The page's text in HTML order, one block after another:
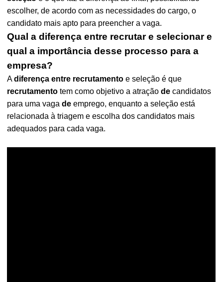
escolher, de acordo com as necessidades do cargo, o
candidato mais apto para preencher a vaga.
Qual a diferença entre recrutar e selecionar e
qual a importância desse processo para a
empresa?
Adiferença entre recrutamento e seleção é que
recrutamento tem como objetivo a atraçãode candidatos
para uma vagade emprego, enquanto a seleção está
relacionada à triagem e escolha dos candidatos mais
adequados para cada vaga.